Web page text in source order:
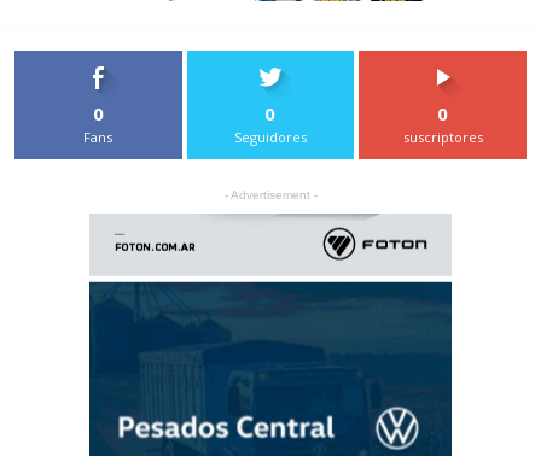
0
Fans
0
Seguidores
0
suscriptores
- Advertisement -